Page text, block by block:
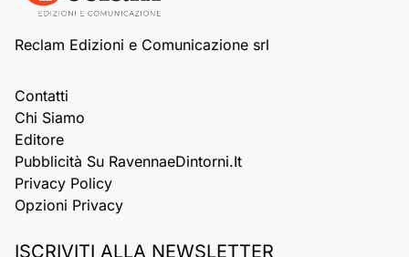
Reclam Edizioni e Comunicazione srl
Contatti
Chi Siamo
Editore
Pubblicità Su RavennaeDintorni.it
Privacy Policy
Opzioni Privacy
ISCRIVITI ALLA NEWSLETTER